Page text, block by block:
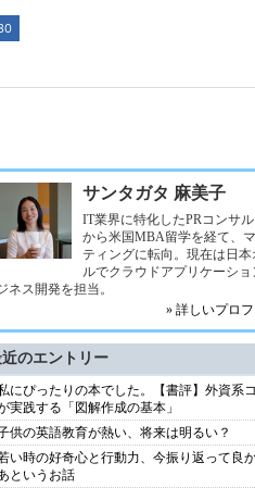
サンタガタ 麻美子
IT業界に特化したPRコンサル
から米国MBA留学を経て、
ティングに転向。現在は日本
ルでクラウドアプリケーショ
ネス開発を担当。
» 詳しいプロ
のエントリー
にぴったりの本でした。【書評】外資系
実践する「図解作成の基本」
供の英語教育が熱い、将来は明るい？
い時の好奇心と行動力、今振り返って良
というお話